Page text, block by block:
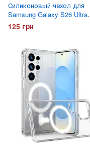
Силиконовый чехол для
Samsung Galaxy S26 Ultra
(S948B) Hoco ультратонкий
Прозрачный
125 грн